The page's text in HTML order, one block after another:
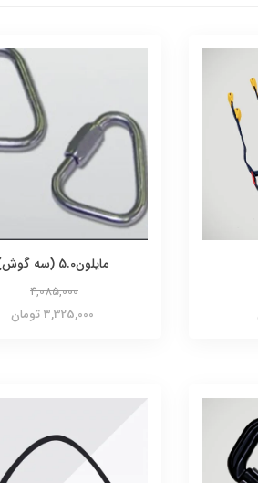
مایلون5.0 (سه گوش)
4,085,000
3,325,000 تومان